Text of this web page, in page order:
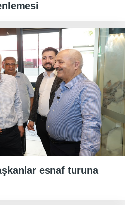
esnaf turuna